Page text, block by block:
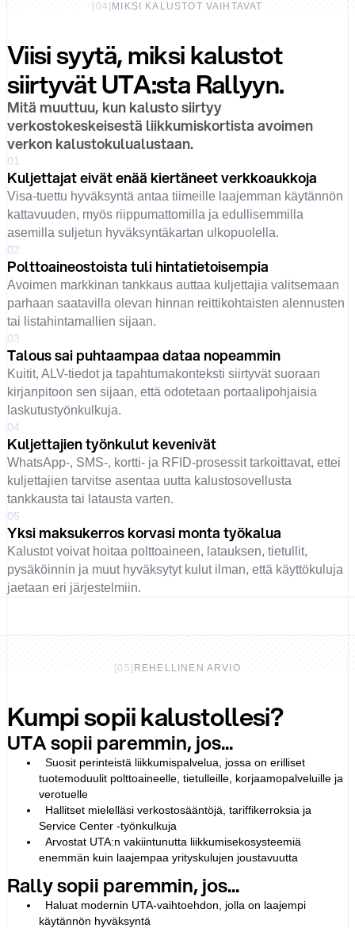
[04] MIKSI KALUSTOT VAIHTAVAT
Viisi syytä, miksi kalustot
siirtyvät UTA:sta Rallyyn.
Mitä muuttuu, kun kalusto siirtyy
verkostokeskeisestä liikkumiskortista avoimen
verkon kalustokulualustaan.
01
Kuljettajat eivät enää kiertäneet verkkoaukkoja
Visa-tuettu hyväksyntä antaa tiimeille laajemman käytännön
kattavuuden, myös riippumattomilla ja edullisemmilla
asemilla suljetun hyväksyntäkartan ulkopuolella.
02
Polttoaineostoista tuli hintatietoisempia
Avoimen markkinan tankkaus auttaa kuljettajia valitsemaan
parhaan saatavilla olevan hinnan reittikohtaisten alennusten
tai listahintamallien sijaan.
03
Talous sai puhtaampaa dataa nopeammin
Kuitit, ALV-tiedot ja tapahtumakonteksti siirtyvät suoraan
kirjanpitoon sen sijaan, että odotetaan portaalipohjaisia
laskutustyönkulkuja.
04
Kuljettajien työnkulut kevenivät
WhatsApp-, SMS-, kortti- ja RFID-prosessit tarkoittavat, ettei
kuljettajien tarvitse asentaa uutta kalustosovellusta
tankkausta tai latausta varten.
05
Yksi maksukerros korvasi monta työkalua
Kalustot voivat hoitaa polttoaineen, latauksen, tietullit,
pysäköinnin ja muut hyväksytyt kulut ilman, että käyttökuluja
jaetaan eri järjestelmiin.
[05] REHELLINEN ARVIO
Kumpi sopii kalustollesi?
UTA sopii paremmin, jos...
Suosit perinteistä liikkumispalvelua, jossa on erilliset
tuotemoduulit polttoaineelle, tietulleille, korjaamopalveluille ja
verotuelle
Hallitset mielelläsi verkostosääntöjä, tariffikerroksia ja
Service Center -työnkulkuja
Arvostat UTA:n vakiintunutta liikkumisekosysteemiä
enemmän kuin laajempaa yrityskulujen joustavuutta
Rally sopii paremmin, jos...
Haluat modernin UTA-vaihtoehdon, jolla on laajempi
käytännön hyväksyntä